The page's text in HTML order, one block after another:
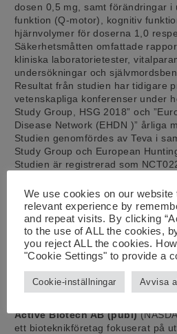
dosen 0,5 mg, samt förändringar i
funktion (Q-motor), kognitiv
hjärnvolymer för doserna 1,0
Säkerhetsmåtten omfattade
kliniska laboratorietester,
undersökningar och
Resultat från studien har tidigare
vetenskapliga konferenser under
Study Group, HSG 2018” och
Disease Network (EHDN )” årliga
Studien genomfördes av Teva i
Study Group och European
Studien är registrerad som
2014-000418-75.
Lund den 3 maj, 2019
Active Biotech AB (publ)
För ytterligare information,
Helén Tuvesson, VD
Tel +46 46 19 20 95
Hans Kolam, CFO
Tel +46 46 19 20 44
Active Biotech AB (publ)
ett bioteknikföretag fokuserat på
We use cookies on our
relevant experience by
and repeat visits. By clicking
to the use of ALL the cookies,
you reject ALL the cookies.
"Cookie Settings" to provide a
Cookie-inställningar Avvisa